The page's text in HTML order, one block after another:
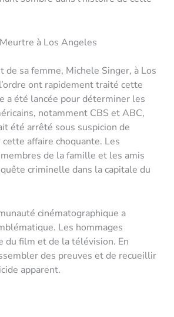
à Los Angeles
de sa femme, Michele Singer, à Los
ont rapidement traité cette
a été lancée pour déterminer les
notamment CBS et ABC,
été arrêté sous suspicion de
affaire choquante. Les
de la famille et les amis
criminelle dans la capitale du
cinématographique a
Les hommages
du film et de la télévision. En
des preuves et de recueillir
apparent.